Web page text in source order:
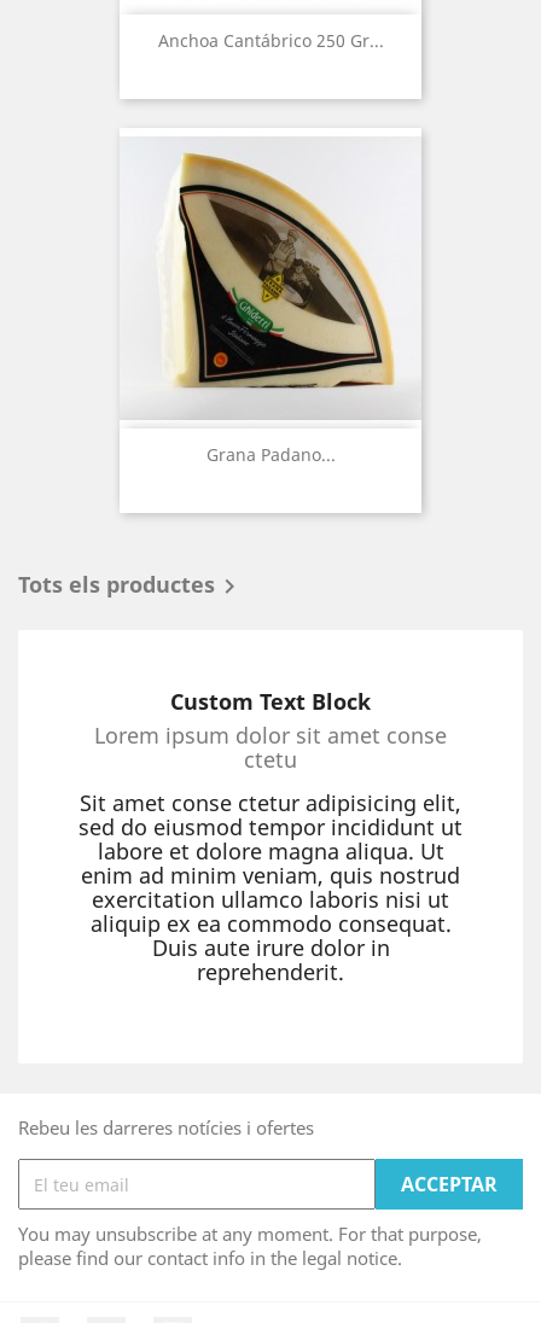
Anchoa Cantábrico 250 Gr...
Grana Padano...
Tots els productes 
Custom Text Block
Lorem ipsum dolor sit amet conse
ctetu
Sit amet conse ctetur adipisicing elit,
sed do eiusmod tempor incididunt ut
labore et dolore magna aliqua. Ut
enim ad minim veniam, quis nostrud
exercitation ullamco laboris nisi ut
aliquip ex ea commodo consequat.
Duis aute irure dolor in
reprehenderit.
Rebeu les darreres notícies i ofertes
You may unsubscribe at any moment. For that purpose,
please find our contact info in the legal notice.